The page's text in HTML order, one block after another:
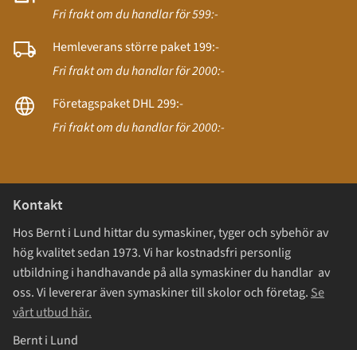
Fri frakt om du handlar för 599:-
Hemleverans större paket 199:-
Fri frakt om du handlar för 2000:-
Företagspaket DHL 299:-
Fri frakt om du handlar för 2000:-
Kontakt
Hos Bernt i Lund hittar du symaskiner, tyger och sybehör av
hög kvalitet sedan 1973. Vi har kostnadsfri personlig
utbildning i handhavande på alla symaskiner du handlar av
oss. Vi levererar även symaskiner till skolor och företag. Se
vårt utbud här.
Bernt i Lund